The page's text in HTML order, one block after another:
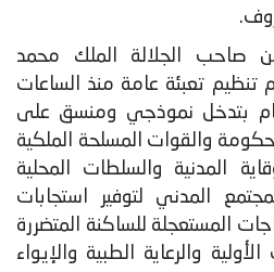
صاحب الجلالة الملك محمد
تنظيم تعبئة عامة منذ الساعات
بتدخل نموذجي ومنسق على
والقوات المسلحة الملكية
المدنية والسلطات المحلية
المدني لتوفير استجابات
المستعجلة للساكنة المتضررة
والرعاية الطبية والإيواء